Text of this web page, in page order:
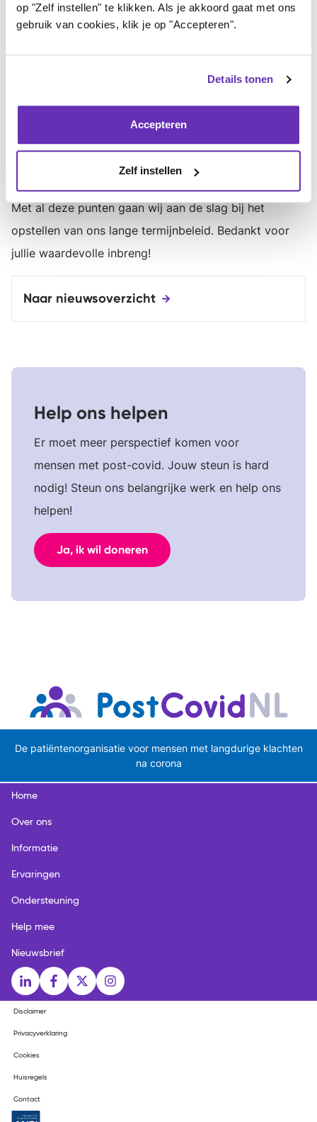
op "Zelf instellen" te klikken. Als je akkoord gaat met ons
gebruik van cookies, klik je op "Accepteren".
Details tonen
Accepteren
Zelf instellen
hulpmiddelen en ondersteuning. Bij werk en inkomen is
meer kennis en begrip nodig bij UWV en werkgevers.
Mantelzorgers en naasten hebben behoefte aan meer
steun en zorgverlof. Voor kinderen en jongeren gaat
bijvoorbeeld online lessen, rustplekken en goede
ventilatie.
Met al deze punten gaan wij aan de slag bij het
opstellen van ons lange termijnbeleid. Bedankt voor
jullie waardevolle inbreng!
Naar nieuwsoverzicht
Help ons helpen
Er moet meer perspectief komen voor
mensen met post-covid. Jouw steun is hard
nodig! Steun ons belangrijke werk en help ons
helpen!
Ja, ik wil doneren
De patiëntenorganisatie voor mensen met langdurige klachten
na corona
Home
Over ons
Informatie
Ervaringen
Ondersteuning
Help mee
Nieuwsbrief
Social media links
LinkedInFacebook
X Instagram
Disclaimer
Privacyverklaring
Cookies
Huisregels
Contact